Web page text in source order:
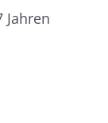
Jahren